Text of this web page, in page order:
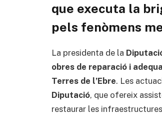
que executa la
pels fenòmens
La presidenta de la
obres de reparació i
Terres de l’Ebre. Les
Diputació, que ofereix
restaurar les